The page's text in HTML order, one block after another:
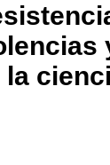
la